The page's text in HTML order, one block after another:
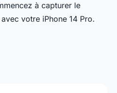
à capturer le
votre iPhone 14 Pro.